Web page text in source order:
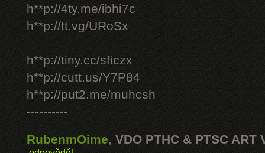
h**p://4ty.me/ibhi7c
h**p://tt.vg/URoSx
h**p://tiny.cc/sficzx
h**p://cutt.us/Y7P84
h**p://put2.me/muhcsh
----------
RubenmOime, VDO PTHC & PTSC ART